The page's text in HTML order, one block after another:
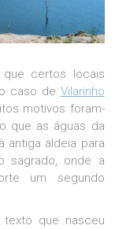
certos locais
caso de Vilarinho
motivos foram-
que as águas da
antiga aldeia para
sagrado, onde a
um segundo
que nasceu